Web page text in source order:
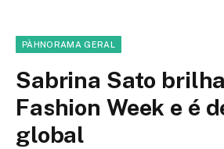
PÀHNORAMA GERAL
Sabrina Sato
Fashion Week e é
global